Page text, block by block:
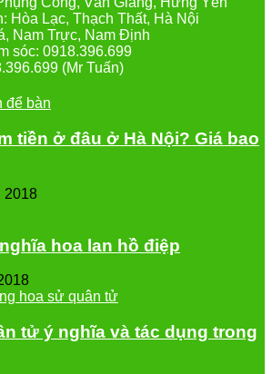
Hòa Lạc, Thạch Thất, Hà Nội
Nam Trực, Nam Định
sóc: 0918.396.699
(Mr Tuấn)
tiền ở đâu ở Hà Nội? Giá bao
2018
hoa lan hồ điệp
tử ý nghĩa và tác dụng trong